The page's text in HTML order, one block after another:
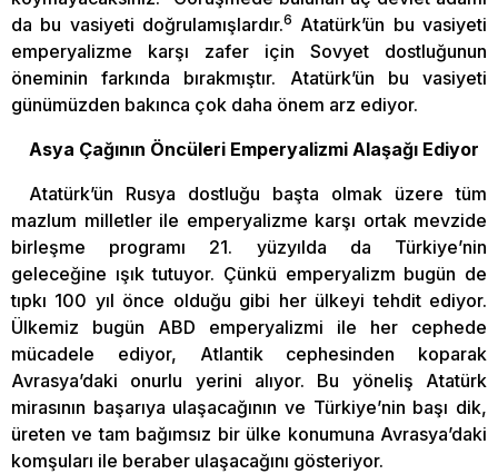
da bu vasiyeti doğrulamışlardır.6 Atatürk’ün bu vasiyeti
emperyalizme karşı zafer için Sovyet dostluğunun
öneminin farkında bırakmıştır. Atatürk’ün bu vasiyeti
günümüzden bakınca çok daha önem arz ediyor.
Asya Çağının Öncüleri Emperyalizmi Alaşağı Ediyor
Atatürk’ün Rusya dostluğu başta olmak üzere tüm
mazlum milletler ile emperyalizme karşı ortak mevzide
birleşme programı 21. yüzyılda da Türkiye’nin
geleceğine ışık tutuyor. Çünkü emperyalizm bugün de
tıpkı 100 yıl önce olduğu gibi her ülkeyi tehdit ediyor.
Ülkemiz bugün ABD emperyalizmi ile her cephede
mücadele ediyor, Atlantik cephesinden koparak
Avrasya’daki onurlu yerini alıyor. Bu yöneliş Atatürk
mirasının başarıya ulaşacağının ve Türkiye’nin başı dik,
üreten ve tam bağımsız bir ülke konumuna Avrasya’daki
komşuları ile beraber ulaşacağını gösteriyor.